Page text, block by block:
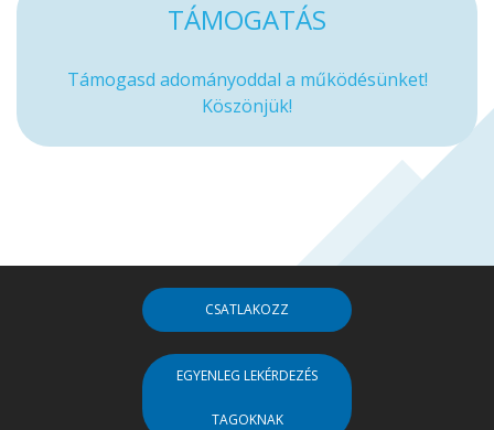
TÁMOGATÁS
Támogasd adományoddal a működésünket!
Köszönjük!
CSATLAKOZZ
EGYENLEG LEKÉRDEZÉS
TAGOKNAK